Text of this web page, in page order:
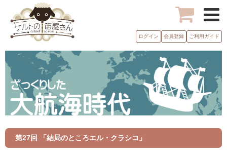
ログイン 会員登録 ご利用ガイド
第27回 「結局のところエル・クラシコ」